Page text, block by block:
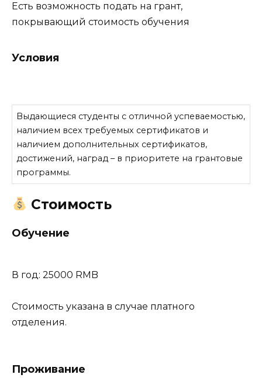
Есть возможность подать на грант,
покрывающий стоимость обучения
Условия
Выдающиеся студенты с отличной успеваемостью,
наличием всех требуемых сертификатов и
наличием дополнительных сертификатов,
достижений, наград – в приоритете на грантовые
программы.
Стоимость
Обучение
В год: 25000 RMB
Стоимость указана в случае платного
отделения.
Проживание